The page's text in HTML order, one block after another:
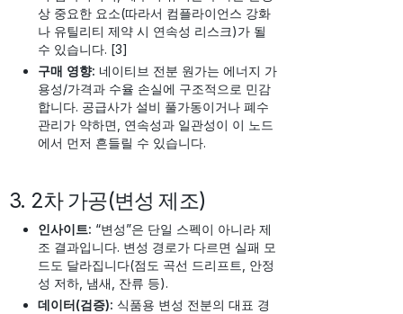
상 중요한 요소(따라서 컴플라이언스 강화
나 유틸리티 제약 시 연속성 리스크)가 될
수 있습니다. [3]
구매 영향: 네이티브 전분 원가는 에너지 가
용성/가격과 수율 손실에 구조적으로 민감
합니다. 공급사가 설비 풀가동이거나 폐수
관리가 약하면, 연속성과 일관성이 이 노드
에서 먼저 흔들릴 수 있습니다.
3. 2차 가공(변성 제조)
인사이트: “변성”은 단일 스펙이 아니라 제
조 결과입니다. 변성 경로가 다르면 실패 모
드도 달라집니다(점도 곡선 드리프트, 안정
성 저하, 냄새, 잔류 등).
데이터(검증): 식품용 변성 전분의 대표 경